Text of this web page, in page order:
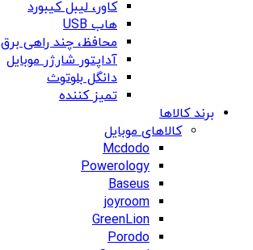
کاور، لیبل کیبورد
هاب USB
محافظ، چند راهی برق
آداپتور شارژر موبایل
دانگل بلوتوث
تمیز کننده
برند کالاها
کالاهای موبایل
Mcdodo
Powerology
Baseus
joyroom
GreenLion
Porodo